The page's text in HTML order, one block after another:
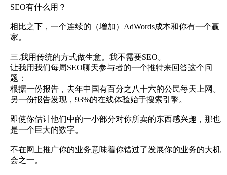
SEO有什么用？
相比之下，一个连续的（增加）AdWords成本和你有一个赢
家。
三.我用传统的方式做生意。我不需要SEO。
让我用我们每周SEO聊天参与者的一个推特来回答这个问
题：
根据一份报告，去年中国有百分之八十六的公民每天上网。
另一份报告发现，93%的在线体验始于搜索引擎。
即使你估计他们中的一小部分对你所卖的东西感兴趣，那也
是一个巨大的数字。
不在网上推广你的业务意味着你错过了发展你的业务的大机
会之一。